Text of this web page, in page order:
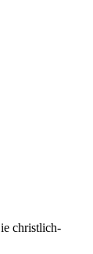
christlich-